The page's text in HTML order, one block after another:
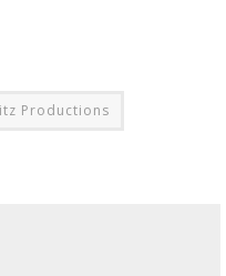
Productions